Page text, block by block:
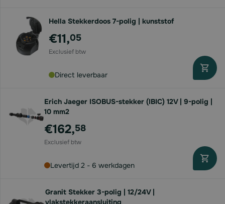
Hella Stekkerdoos 7-polig | kunststof
€11,05
Direct leverbaar
Erich Jaeger ISOBUS-stekker (IBIC) 12V | 9-polig |
10 mm2
€162,58
Levertijd 2 - 6 werkdagen
Granit Stekker 3-polig | 12/24V |
vlakstekkeraansluiting